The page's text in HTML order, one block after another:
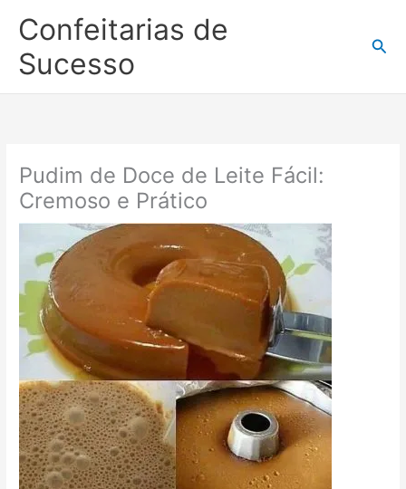
para
conteúdo
Confeitarias de
Sucesso
Pudim de Doce de Leite Fácil:
Cremoso e Prático